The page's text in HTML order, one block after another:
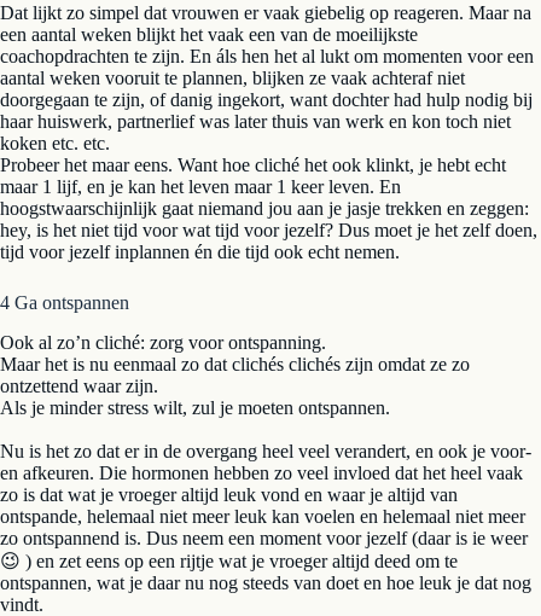
Dat lijkt zo simpel dat vrouwen er vaak giebelig op reageren. Maar na
een aantal weken blijkt het vaak een van de moeilijkste
coachopdrachten te zijn. En áls hen het al lukt om momenten voor een
aantal weken vooruit te plannen, blijken ze vaak achteraf niet
doorgegaan te zijn, of danig ingekort, want dochter had hulp nodig bij
haar huiswerk, partnerlief was later thuis van werk en kon toch niet
koken etc. etc.
Probeer het maar eens. Want hoe cliché het ook klinkt, je hebt echt
maar 1 lijf, en je kan het leven maar 1 keer leven. En
hoogstwaarschijnlijk gaat niemand jou aan je jasje trekken en zeggen:
hey, is het niet tijd voor wat tijd voor jezelf? Dus moet je het zelf doen,
tijd voor jezelf inplannen én die tijd ook echt nemen.
4 Ga ontspannen
Ook al zo’n cliché: zorg voor ontspanning.
Maar het is nu eenmaal zo dat clichés clichés zijn omdat ze zo
ontzettend waar zijn.
Als je minder stress wilt, zul je moeten ontspannen.
Nu is het zo dat er in de overgang heel veel verandert, en ook je voor-
en afkeuren. Die hormonen hebben zo veel invloed dat het heel vaak
zo is dat wat je vroeger altijd leuk vond en waar je altijd van
ontspande, helemaal niet meer leuk kan voelen en helemaal niet meer
zo ontspannend is. Dus neem een moment voor jezelf (daar is ie weer
😉 ) en zet eens op een rijtje wat je vroeger altijd deed om te
ontspannen, wat je daar nu nog steeds van doet en hoe leuk je dat nog
vindt.